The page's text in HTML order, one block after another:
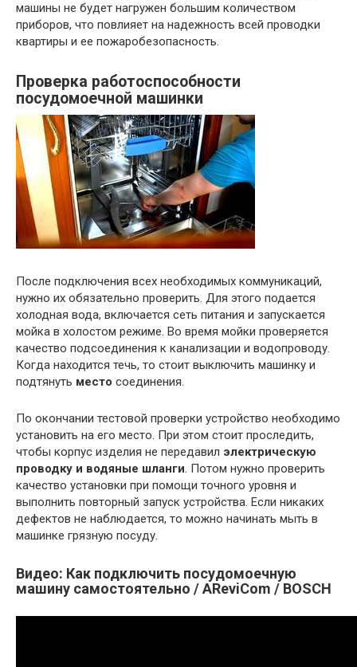
машины не будет нагружен большим количеством
приборов, что повлияет на надежность всей проводки
квартиры и ее пожаробезопасность.
Проверка работоспособности
посудомоечной машинки
После подключения всех необходимых коммуникаций,
нужно их обязательно проверить. Для этого подается
холодная вода, включается сеть питания и запускается
мойка в холостом режиме. Во время мойки проверяется
качество подсоединения к канализации и водопроводу.
Когда находится течь, то стоит выключить машинку и
подтянуть место соединения.
По окончании тестовой проверки устройство необходимо
установить на его место. При этом стоит проследить,
чтобы корпус изделия не передавил электрическую
проводку и водяные шланги. Потом нужно проверить
качество установки при помощи точного уровня и
выполнить повторный запуск устройства. Если никаких
дефектов не наблюдается, то можно начинать мыть в
машинке грязную посуду.
Видео: Как подключить посудомоечную
машину самостоятельно / AReviCom / BOSCH